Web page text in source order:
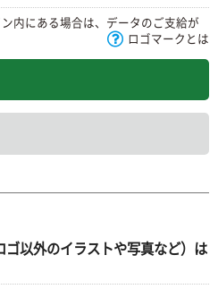
内にある場合は、データのご支給が
ロゴマークとは
ゴ以外のイラストや写真など）は